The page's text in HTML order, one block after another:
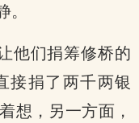
他们捐筹修桥的
接捐了两千两银
想，另一方面，